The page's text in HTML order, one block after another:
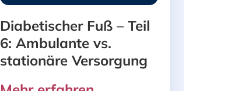
Diabetischer Fuß – Teil
6: Ambulante vs.
stationäre Versorgung